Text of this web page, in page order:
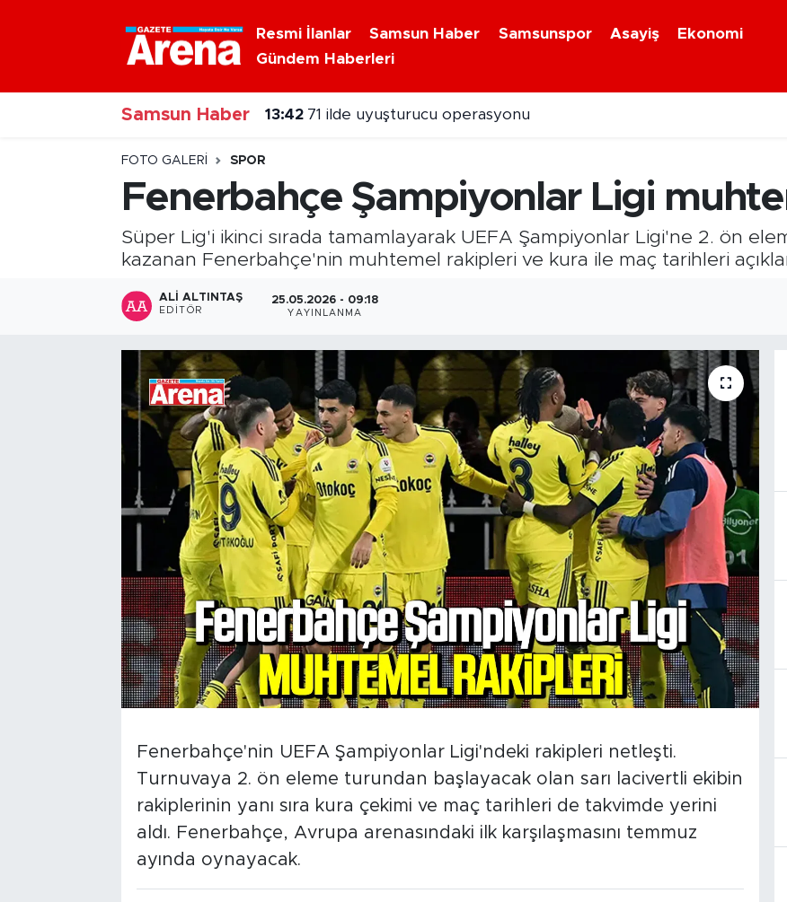
Resmi İlanlar Samsun Haber Samsunspor Asayiş
Ekonomi
Gündem Haberleri
Samsun Haber 13:30 İlkadım Belediye Meclisi Ağustos Ayı Toplantısı tamamlandı
FOTO GALERI SPOR
Fenerbahçe Şampiyonlar Ligi
Süper Lig'i ikinci sırada tamamlayarak UEFA Şampiyonlar Ligi'ne 2. ön
kazanan Fenerbahçe'nin muhtemel rakipleri ve kura ile maç tarihleri
ALI ALTINTAŞ
EDITÖR
25.05.2026 - 09:18
YAYINLANMA
Fenerbahçe'nin UEFA Şampiyonlar Ligi'ndeki rakipleri netleşti.
Turnuvaya 2. ön eleme turundan başlayacak olan sarı lacivertli ekibin
rakiplerinin yanı sıra kura çekimi ve maç tarihleri de takvimde yerini
aldı. Fenerbahçe, Avrupa arenasındaki ilk karşılaşmasını temmuz
ayında oynayacak.
Nöbetçi Eczaneler
Hava Durumu
Samsun Namaz Vakitleri
Trafik Durumu
Süper Lig Puan Durumu ve Fikstür
Tüm Manşetler
Haber Arşivi